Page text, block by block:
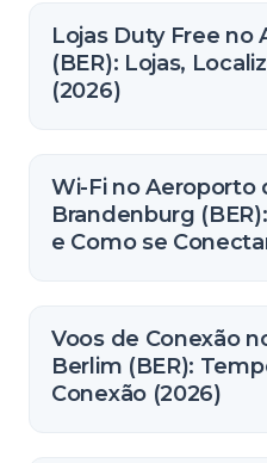
Lojas Duty Free no
(BER): Lojas,
(2026)
Wi-Fi no Aeroporto
Brandenburg
e Como se
Voos de Conexão
Berlim (BER):
Conexão (2026)